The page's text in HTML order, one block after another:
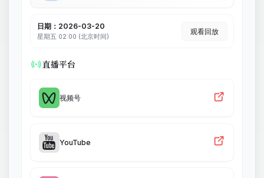
日期：2026-03-20
星期五 02:00 (北京时间)
观看回放
直播平台
视频号
YouTube